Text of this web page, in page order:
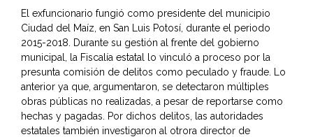
El exfuncionario fungió como presidente del municipio
Ciudad del Maíz, en San Luis Potosí, durante el periodo
2015-2018. Durante su gestión al frente del gobierno
municipal, la Fiscalía estatal lo vinculó a proceso por la
presunta comisión de delitos como peculado y fraude. Lo
anterior ya que, argumentaron, se detectaron múltiples
obras públicas no realizadas, a pesar de reportarse como
hechas y pagadas. Por dichos delitos, las autoridades
estatales también investigaron al otrora director de